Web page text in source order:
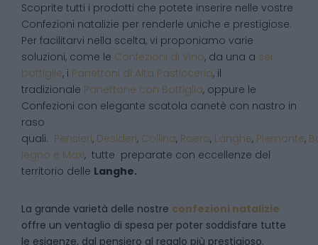
Scoprite tutti i prodotti che potete inserire nelle vostre
Confezioni natalizie per renderle uniche e prestigiose.
Per facilitarvi nella scelta, vi proponiamo varie
soluzioni, come le Confezioni di Vino, da una a sei
bottiglie, i Panettoni di Alta Pasticceria, il
tradizionale Panettone con Bottiglia, oppure le
Confezioni con elegante scatola canetè con nastro in
raso
quali: Pensieri, Desideri, Collina, Roero, Langhe, Piemonte,
legno e Maxi, tutte preparate con eccellenze del
territorio delle Langhe.
La grande varietà delle nostre confezioni natalizie
offre un ventaglio di spesa per poter soddisfare tutte
le esigenze, dal pensiero al regalo più prestigioso.